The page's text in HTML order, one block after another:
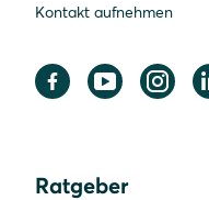
Kontakt aufnehmen
Ratgeber